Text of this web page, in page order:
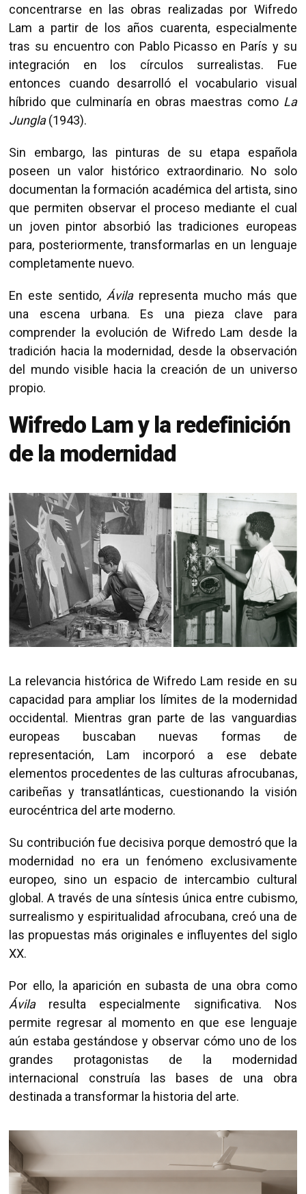
concentrarse en las obras realizadas por Wifredo
Lam a partir de los años cuarenta, especialmente
tras su encuentro con Pablo Picasso en París y su
integración en los círculos surrealistas. Fue
entonces cuando desarrolló el vocabulario visual
híbrido que culminaría en obras maestras como La
Jungla(1943).
Sin embargo, las pinturas de su etapa española
poseen un valor histórico extraordinario. No solo
documentan la formación académica del artista, sino
que permiten observar el proceso mediante el cual
un joven pintor absorbió las tradiciones europeas
para, posteriormente, transformarlas en un lenguaje
completamente nuevo.
En este sentido, Ávilarepresenta mucho más que
una escena urbana. Es una pieza clave para
comprender la evolución de Wifredo Lam desde la
tradición hacia la modernidad, desde la observación
del mundo visible hacia la creación de un universo
propio.
Wifredo Lam y la redefinición
de la modernidad
La relevancia histórica de Wifredo Lam reside en su
capacidad para ampliar los límites de la modernidad
occidental. Mientras gran parte de las vanguardias
europeas buscaban nuevas formas de
representación, Lam incorporó a ese debate
elementos procedentes de las culturas afrocubanas,
caribeñas y transatlánticas, cuestionando la visión
eurocéntrica del arte moderno.
Su contribución fue decisiva porque demostró que la
modernidad no era un fenómeno exclusivamente
europeo, sino un espacio de intercambio cultural
global. A través de una síntesis única entre cubismo,
surrealismo y espiritualidad afrocubana, creó una de
las propuestas más originales e influyentes del siglo
XX.
Por ello, la aparición en subasta de una obra como
Ávilaresulta especialmente significativa. Nos
permite regresar al momento en que ese lenguaje
aún estaba gestándose y observar cómo uno de los
grandes protagonistas de la modernidad
internacional construía las bases de una obra
destinada a transformar la historia del arte.